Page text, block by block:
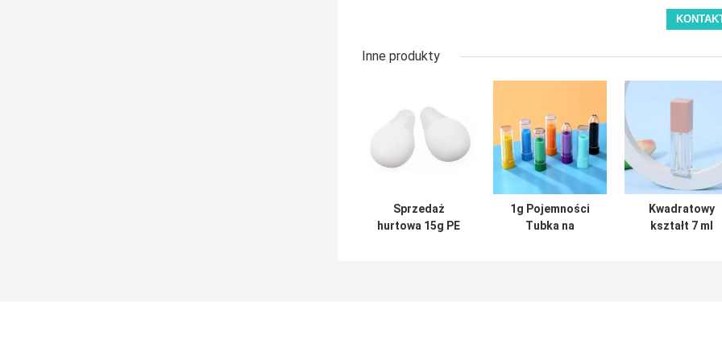
Inne produkty
Sprzedaż
hurtowa 15g PE
1g Pojemności
Tubka na
Kwadratowy
kształt 7 ml